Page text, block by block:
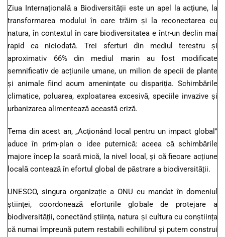
Ziua Internațională a Biodiversității este un apel la acțiune, la
transformarea modului în care trăim și la reconectarea cu
natura, în contextul în care biodiversitatea e într-un declin mai
rapid ca niciodată. Trei sferturi din mediul terestru și
aproximativ 66% din mediul marin au fost modificate
semnificativ de acțiunile umane, un milion de specii de plante
și animale fiind acum amenințate cu dispariția. Schimbările
climatice, poluarea, exploatarea excesivă, speciile invazive și
urbanizarea alimentează această criză.
Tema din acest an, „Acționând local pentru un impact global”
aduce în prim-plan o idee puternică: aceea că schimbările
majore încep la scară mică, la nivel local, și că fiecare acțiune
locală contează în efortul global de păstrare a biodiversității.
UNESCO, singura organizație a ONU cu mandat în domeniul
științei, coordonează eforturile globale de protejare a
biodiversității, conectând știința, natura și cultura cu conștiința
că numai împreună putem restabili echilibrul și putem construi